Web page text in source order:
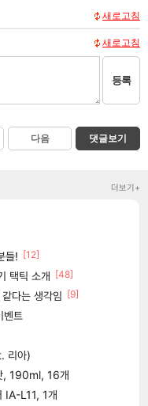
새로고침
새로고침
등록
다음 댓글보기
더보기+
들! [12]
택틱 소개 [48]
다는 생각임 [9]
벤트
리아)
, 190ml, 16개
IA-L11, 1개